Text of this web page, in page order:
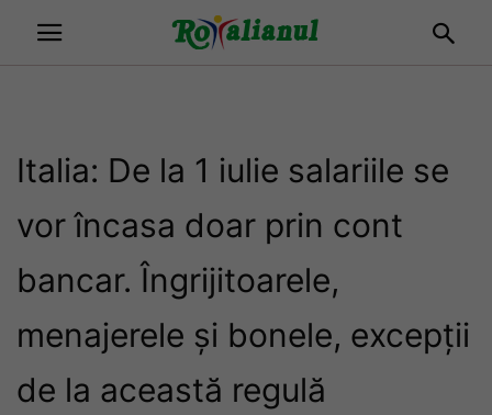
Italia: De la 1 iulie salariile se
vor încasa doar prin cont
bancar. Îngrijitoarele,
menajerele și bonele, excepții
de la această regulă